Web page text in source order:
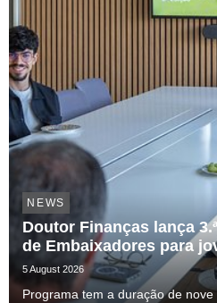
NEWS
Doutor Finanças lança
de Embaixadores para
5 August 2026
Programa tem a duração de